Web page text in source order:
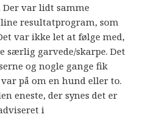
var lidt samme
resultatprogram, som
var ikke let at følge med,
særlig garvede/skarpe. Det
og nogle gange fik
på om en hund eller to.
eneste, der synes det er
i